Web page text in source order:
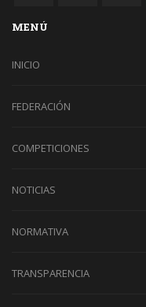
MENÚ
INICIO
FEDERACIÓN
COMPETICIONES
NOTICIAS
NORMATIVA
TRANSPARENCIA